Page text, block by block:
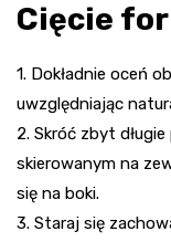
Cięcie
1. Dokładnie oceń
uwzględniając
2. Skróć zbyt
skierowanym na
się na boki.
3. Staraj się